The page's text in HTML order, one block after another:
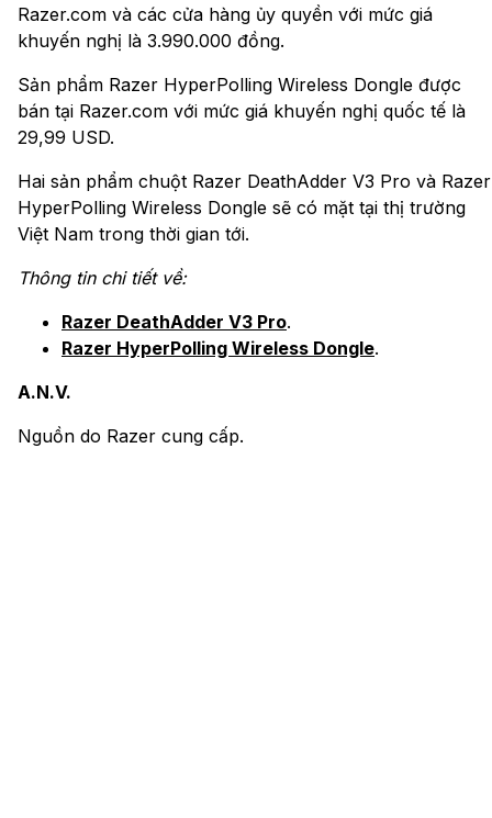
Razer.com và các cửa hàng ủy quyền với mức giá
khuyến nghị là 3.990.000 đồng.
Sản phẩm Razer HyperPolling Wireless Dongle được
bán tại Razer.com với mức giá khuyến nghị quốc tế là
29,99 USD.
Hai sản phẩm chuột Razer DeathAdder V3 Pro và Razer
HyperPolling Wireless Dongle sẽ có mặt tại thị trường
Việt Nam trong thời gian tới.
Thông tin chi tiết về:
Razer DeathAdder V3 Pro.
Razer HyperPolling Wireless Dongle.
A.N.V.
Nguồn do Razer cung cấp.